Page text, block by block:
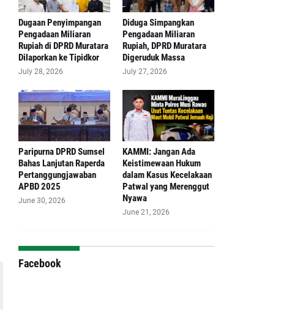
‎Dugaan Penyimpangan
Pengadaan Miliaran
Rupiah di DPRD Muratara
Dilaporkan ke Tipidkor
July 28, 2026
Diduga Simpangkan
Pengadaan Miliaran
Rupiah, DPRD Muratara
Digeruduk Massa
July 27, 2026
Paripurna DPRD Sumsel
Bahas Lanjutan Raperda
Pertanggungjawaban
APBD 2025
June 30, 2026
‎KAMMI: Jangan Ada
Keistimewaan Hukum
dalam Kasus Kecelakaan
Patwal yang Merenggut
Nyawa
June 21, 2026
Facebook